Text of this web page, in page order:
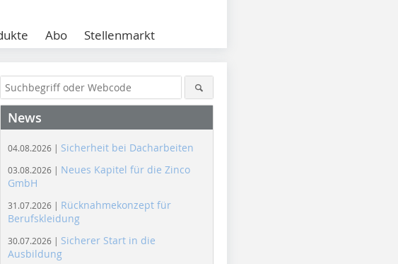
Abo Stellenmarkt
News
04.08.2026 | Sicherheit bei Dacharbeiten
03.08.2026 | Neues Kapitel für die Zinco
GmbH
31.07.2026 | Rücknahmekonzept für
Berufskleidung
30.07.2026 | Sicherer Start in die
Ausbildung